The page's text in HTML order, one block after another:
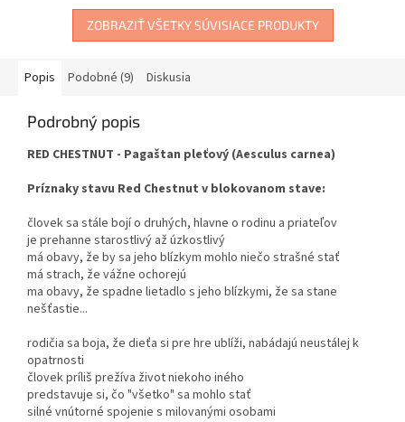
ZOBRAZIŤ VŠETKY SÚVISIACE PRODUKTY
Popis Podobné (9) Diskusia
Podrobný popis
RED CHESTNUT - Pagaštan pleťový (Aesculus carnea)
Príznaky stavu Red Chestnut v blokovanom stave:
človek sa stále bojí o druhých, hlavne o rodinu a priateľov
je prehanne starostlivý až úzkostlivý
má obavy, že by sa jeho blízkym mohlo niečo strašné stať
má strach, že vážne ochorejú
ma obavy, že spadne lietadlo s jeho blízkymi, že sa stane
nešťastie...
rodičia sa boja, že dieťa si pre hre ublíži, nabádajú neustálej k
opatrnosti
človek príliš prežíva život niekoho iného
predstavuje si, čo "všetko" sa mohlo stať
silné vnútorné spojenie s milovanými osobami